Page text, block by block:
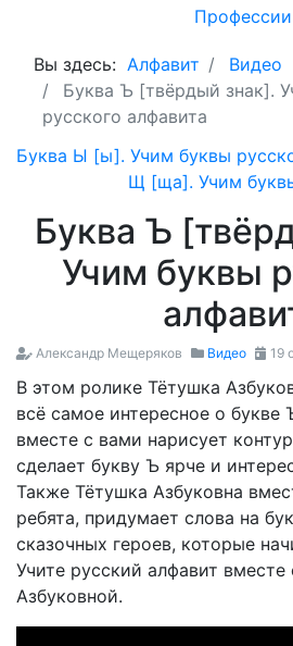
Профессии
Вы здесь: Алфавит
Видео
Буква Ъ [твёрдый знак].
русского алфавита
Буква Ы [ы]. Учим буквы
Щ [ща]. Учим
Буква Ъ
Учим буквы
Александр Мещеряков Видео 19
В этом ролике Тётушка
всё самое интересное о букве
вместе с вами нарисует
сделает букву Ъ ярче и
Также Тётушка Азбуковна
ребята, придумает слова на
сказочных героев, которые
Учите русский алфавит
Азбуковной.